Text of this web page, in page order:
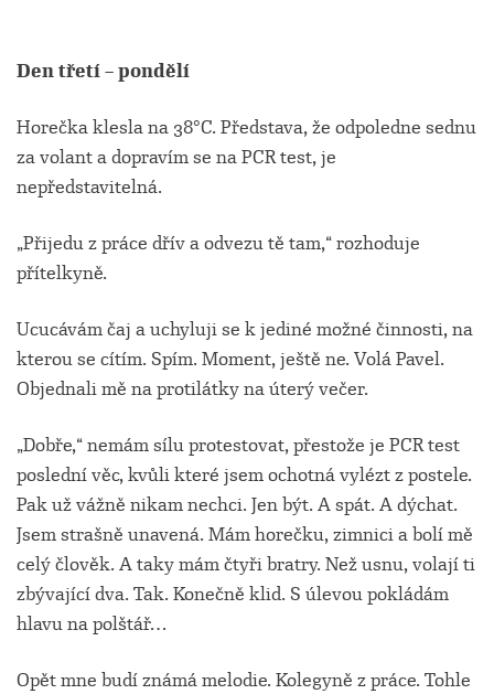
Den třetí – pondělí
Horečka klesla na 38°C. Představa, že odpoledne sednu
za volant a dopravím se na PCR test, je
nepředstavitelná.
„Přijedu z práce dřív a odvezu tě tam,“ rozhoduje
přítelkyně.
Ucucávám čaj a uchyluji se k jediné možné činnosti, na
kterou se cítím. Spím. Moment, ještě ne. Volá Pavel.
Objednali mě na protilátky na úterý večer.
„Dobře,“ nemám sílu protestovat, přestože je PCR test
poslední věc, kvůli které jsem ochotná vylézt z postele.
Pak už vážně nikam nechci. Jen být. A spát. A dýchat.
Jsem strašně unavená. Mám horečku, zimnici a bolí mě
celý člověk. A taky mám čtyři bratry. Než usnu, volají ti
zbývající dva. Tak. Konečně klid. S úlevou pokládám
hlavu na polštář…
Opět mne budí známá melodie. Kolegyně z práce. Tohle